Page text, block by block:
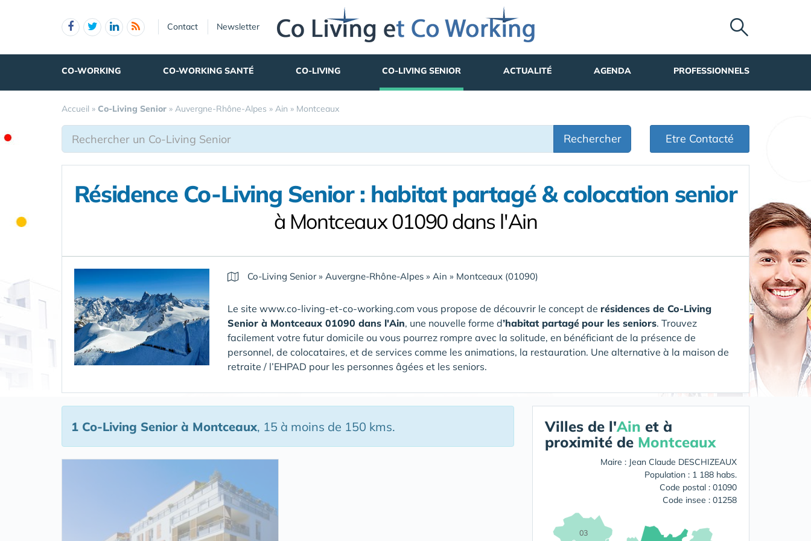
Contact Newsletter
CO-WORKING CO-WORKING SANTÉ CO-LIVING CO-LIVING SENIOR ACTUALITÉ AGENDA PROFESSIONNELS
Accueil » Co-Living Senior » Auvergne-Rhône-Alpes » Ain » Montceaux
Rechercher Etre Contacté
Résidence Co-Living Senior : habitat partagé & colocation senior
à Montceaux 01090 dans l'Ain
Co-Living Senior» Auvergne-Rhône-Alpes » Ain » Montceaux (01090)
Le site www.co-living-et-co-working.com vous propose de découvrir le concept de résidences de Co-Living
Senior à Montceaux 01090 dans l'Ain, une nouvelle forme d’habitat partagé pour les seniors. Trouvez
facilement votre futur domicile ou vous pourrez rompre avec la solitude, en bénéficiant de la présence de
personnel, de colocataires, et de services comme les animations, la restauration. Une alternative à la maison de
retraite / l’EHPAD pour les personnes âgées et les seniors.
1 Co-Living Seniorà Montceaux, 15 à moins de 150 kms. Villes de l'Ain et à
proximité de Montceaux
Maire : Jean Claude DESCHIZEAUX
Population : 1 188 habs.
Code postal : 01090
Code insee : 01258
03